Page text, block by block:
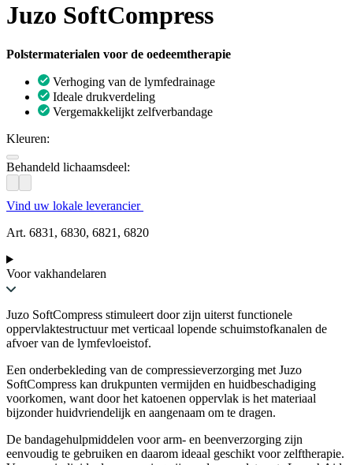
Juzo SoftCompress
Polstermaterialen voor de oedeemtherapie
Verhoging van de lymfedrainage
Ideale drukverdeling
Vergemakkelijkt zelfverbandage
Kleuren:
Behandeld lichaamsdeel:
Vind uw lokale leverancier
Art. 6831, 6830, 6821, 6820
Voor vakhandelaren
Juzo SoftCompress stimuleert door zijn uiterst functionele
oppervlaktestructuur met verticaal lopende schuimstofkanalen de
afvoer van de lymfevloeistof.
Een onderbekleding van de compressieverzorging met Juzo
SoftCompress kan drukpunten vermijden en huidbeschadiging
voorkomen, want door het katoenen oppervlak is het materiaal
bijzonder huidvriendelijk en aangenaam om te dragen.
De bandagehulpmiddelen voor arm- en beenverzorging zijn
eenvoudig te gebruiken en daarom ideaal geschikt voor zelftherapie.